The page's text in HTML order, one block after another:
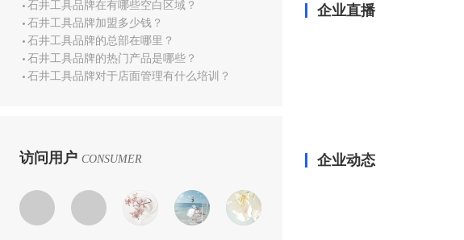
石井工具品牌在有哪些空白区域？
石井工具品牌加盟多少钱？
石井工具品牌的总部在哪里？
石井工具品牌的热门产品是哪些？
石井工具品牌对于店面管理有什么培训？
访问用户 CONSUMER
企业直播
企业动态